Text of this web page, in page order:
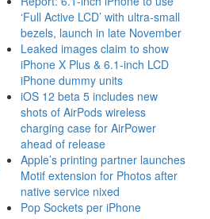
‘Full Active LCD’ with ultra-small
bezels, launch in late November
Leaked images claim to show
iPhone X Plus & 6.1-inch LCD
iPhone dummy units
iOS 12 beta 5 includes new
shots of AirPods wireless
charging case for AirPower
ahead of release
Apple’s printing partner launches
Motif extension for Photos after
native service nixed
Pop Sockets per iPhone